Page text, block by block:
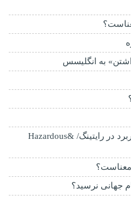
برخی معادل‌های واژگان پرکاربرد در رایتینگ/ Hazardous&
جهانی نرسید؟